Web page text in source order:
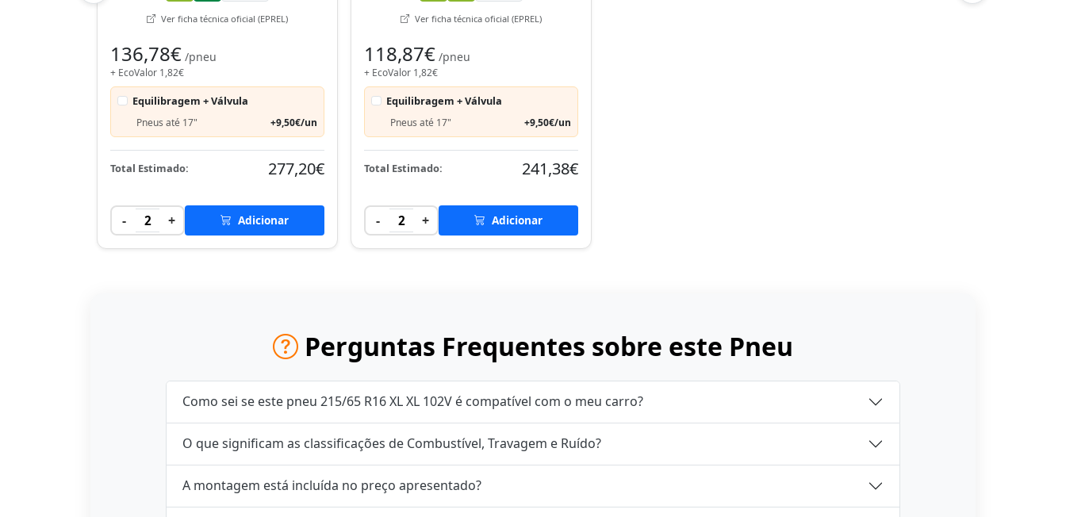
Ver ficha técnica oficial (EPREL)
136,78€ /pneu
+ EcoValor 1,82€
Equilibragem + Válvula
Pneus até 17" +9,50€/un
Total Estimado: 277,20€
- 2 + Adicionar
Ver ficha técnica oficial (EPREL)
118,87€ /pneu
+ EcoValor 1,82€
Equilibragem + Válvula
Pneus até 17" +9,50€/un
Total Estimado: 241,38€
- 2 + Adicionar
Perguntas Frequentes sobre este Pneu
Como sei se este pneu 215/65 R16 XL XL 102V é compatível com o meu carro?
O que significam as classificações de Combustível, Travagem e Ruído?
A montagem está incluída no preço apresentado?